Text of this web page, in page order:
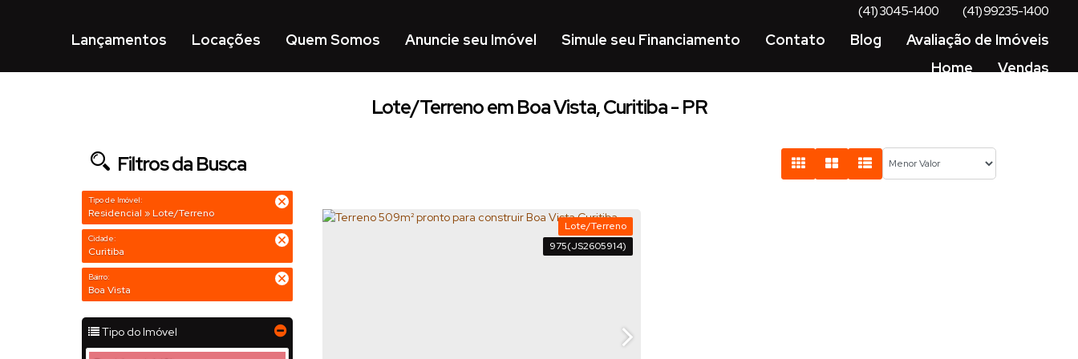
(41) 3045-1400 (41) 99235-1400
Avaliação de Imóveis
Blog
Contato
Simule seu Financiamento
Anuncie seu Imóvel
Quem Somos
Locações
Lançamentos
Vendas
Home
Lote/Terreno em Boa Vista, Curitiba - PR
Filtros da Busca
Tipo de Imóvel:
Residencial » Lote/Terreno
Cidade:
Curitiba
Bairro:
Boa Vista
Tipo do Imóvel
975(JS2605914)
Lote/Terreno